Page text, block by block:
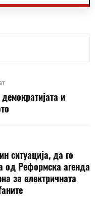
и
ситуација, да го
од Реформска агенда
за електричната